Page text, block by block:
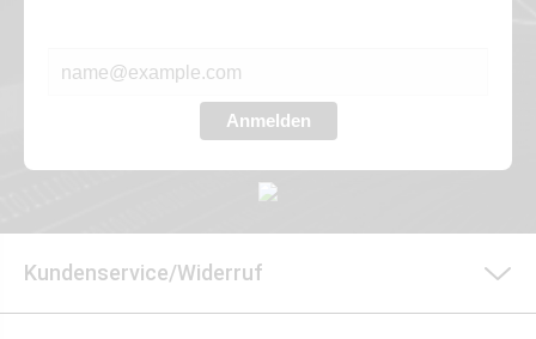
Anmelden
Kundenservice/Widerruf